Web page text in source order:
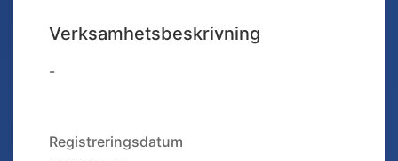
Verksamhetsbeskrivning
-
Registreringsdatum